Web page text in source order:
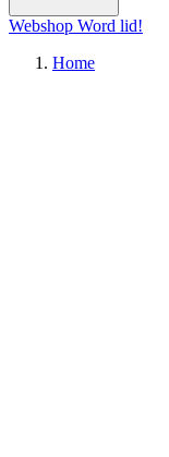
Webshop Word lid!
Home